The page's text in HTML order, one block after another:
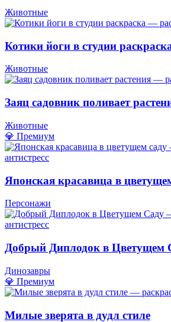
Животные
Котики йоги в студии
Животные
Заяц садовник поливает
Животные
💎 Премиум
Японская красавица в
Персонажи
Добрый Диплодок в Цветущем
Динозавры
💎 Премиум
Милые зверята в дудл стиле